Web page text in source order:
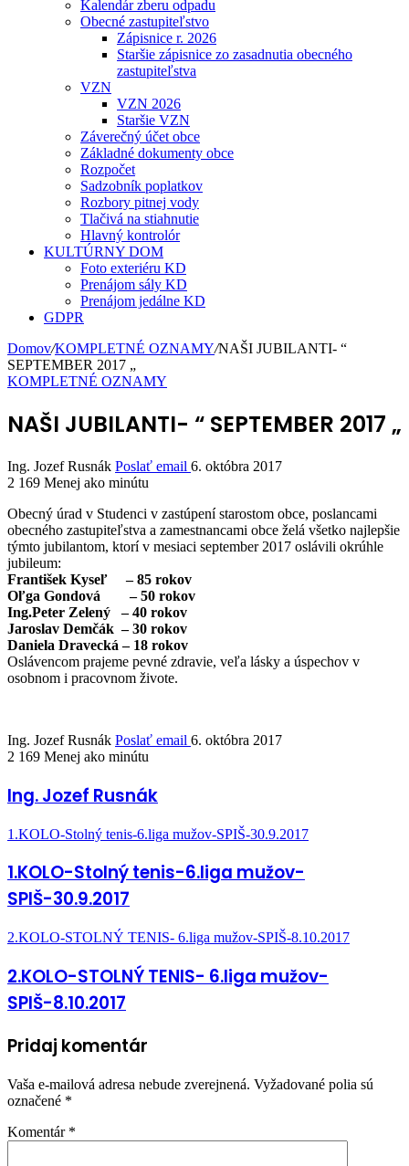
Kalendár zberu odpadu
Obecné zastupiteľstvo
Zápisnice r. 2026
Staršie zápisnice zo zasadnutia obecného
zastupiteľstva
VZN
VZN 2026
Staršie VZN
Záverečný účet obce
Základné dokumenty obce
Rozpočet
Sadzobník poplatkov
Rozbory pitnej vody
Tlačivá na stiahnutie
Hlavný kontrolór
KULTÚRNY DOM
Foto exteriéru KD
Prenájom sály KD
Prenájom jedálne KD
GDPR
Domov/KOMPLETNÉ OZNAMY/NAŠI JUBILANTI- “
SEPTEMBER 2017 „
KOMPLETNÉ OZNAMY
NAŠI JUBILANTI- “ SEPTEMBER 2017 „
Ing. Jozef Rusnák Poslať email 6. októbra 2017
2 169 Menej ako minútu
Obecný úrad v Studenci v zastúpení starostom obce, poslancami
obecného zastupiteľstva a zamestnancami obce želá všetko najlepšie
týmto jubilantom, ktorí v mesiaci september 2017 oslávili okrúhle
jubileum:
František Kyseľ – 85 rokov
Oľga Gondová – 50 rokov
Ing.Peter Zelený – 40 rokov
Jaroslav Demčák – 30 rokov
Daniela Dravecká – 18 rokov
Oslávencom prajeme pevné zdravie, veľa lásky a úspechov v
osobnom i pracovnom živote.
Ing. Jozef Rusnák Poslať email 6. októbra 2017
2 169 Menej ako minútu
Ing. Jozef Rusnák
1.KOLO-Stolný tenis-6.liga mužov-SPIŠ-30.9.2017
1.KOLO-Stolný tenis-6.liga mužov-
SPIŠ-30.9.2017
2.KOLO-STOLNÝ TENIS- 6.liga mužov-SPIŠ-8.10.2017
2.KOLO-STOLNÝ TENIS- 6.liga mužov-
SPIŠ-8.10.2017
Pridaj komentár
Vaša e-mailová adresa nebude zverejnená. Vyžadované polia sú
označené *
Komentár *